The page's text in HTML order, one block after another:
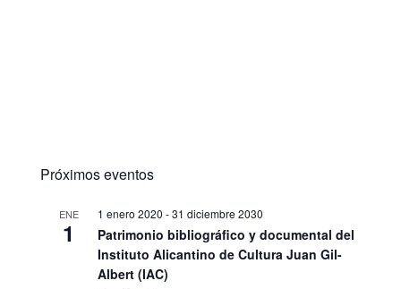
Próximos eventos
ENE
1
1 enero 2020 -31 diciembre 2030
Patrimonio bibliográfico y documental del
Instituto Alicantino de Cultura Juan Gil-
Albert (IAC)